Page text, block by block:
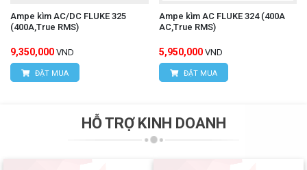
Ampe kìm AC/DC FLUKE 325
(400A,True RMS)
9,350,000 VND
ĐẶT MUA
Ampe kìm AC FLUKE 324 (400A
AC,True RMS)
5,950,000 VND
ĐẶT MUA
HỖ TRỢ KINH DOANH